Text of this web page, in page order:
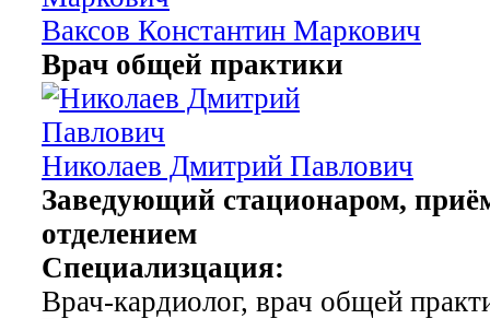
Ваксов Константин Маркович
Врач общей практики
Николаев Дмитрий Павлович
Заведующий стационаром,
отделением
Специализцация:
Врач-кардиолог, врач общей